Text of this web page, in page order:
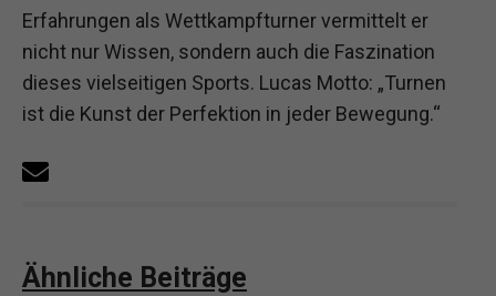
Erfahrungen als Wettkampfturner vermittelt er
nicht nur Wissen, sondern auch die Faszination
dieses vielseitigen Sports. Lucas Motto: „Turnen
ist die Kunst der Perfektion in jeder Bewegung.“
Ähnliche Beiträge